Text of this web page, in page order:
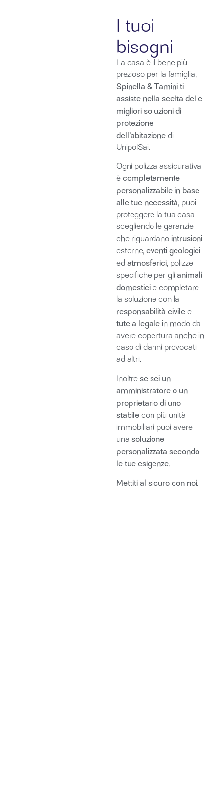
I tuoi
bisogni
La casa è il bene più
prezioso per la famiglia,
Spinella & Tamini ti
assiste nella scelta delle
migliori soluzioni di
protezione
dell’abitazionedi
UnipolSai.
Ogni polizza assicurativa
ècompletamente
personalizzabile in base
alle tue necessità, puoi
proteggere la tua casa
scegliendo le garanzie
che riguardano intrusioni
esterne,eventi geologici
edatmosferici, polizze
specifiche per gli animali
domesticie completare
la soluzione con la
responsabilità civilee
tutela legalein modo da
avere copertura anche in
caso di danni provocati
ad altri.
Inoltre se sei un
amministratore o un
proprietario di uno
stabilecon più unità
immobiliari puoi avere
una soluzione
personalizzata secondo
le tue esigenze.
Mettiti al sicuro con noi.